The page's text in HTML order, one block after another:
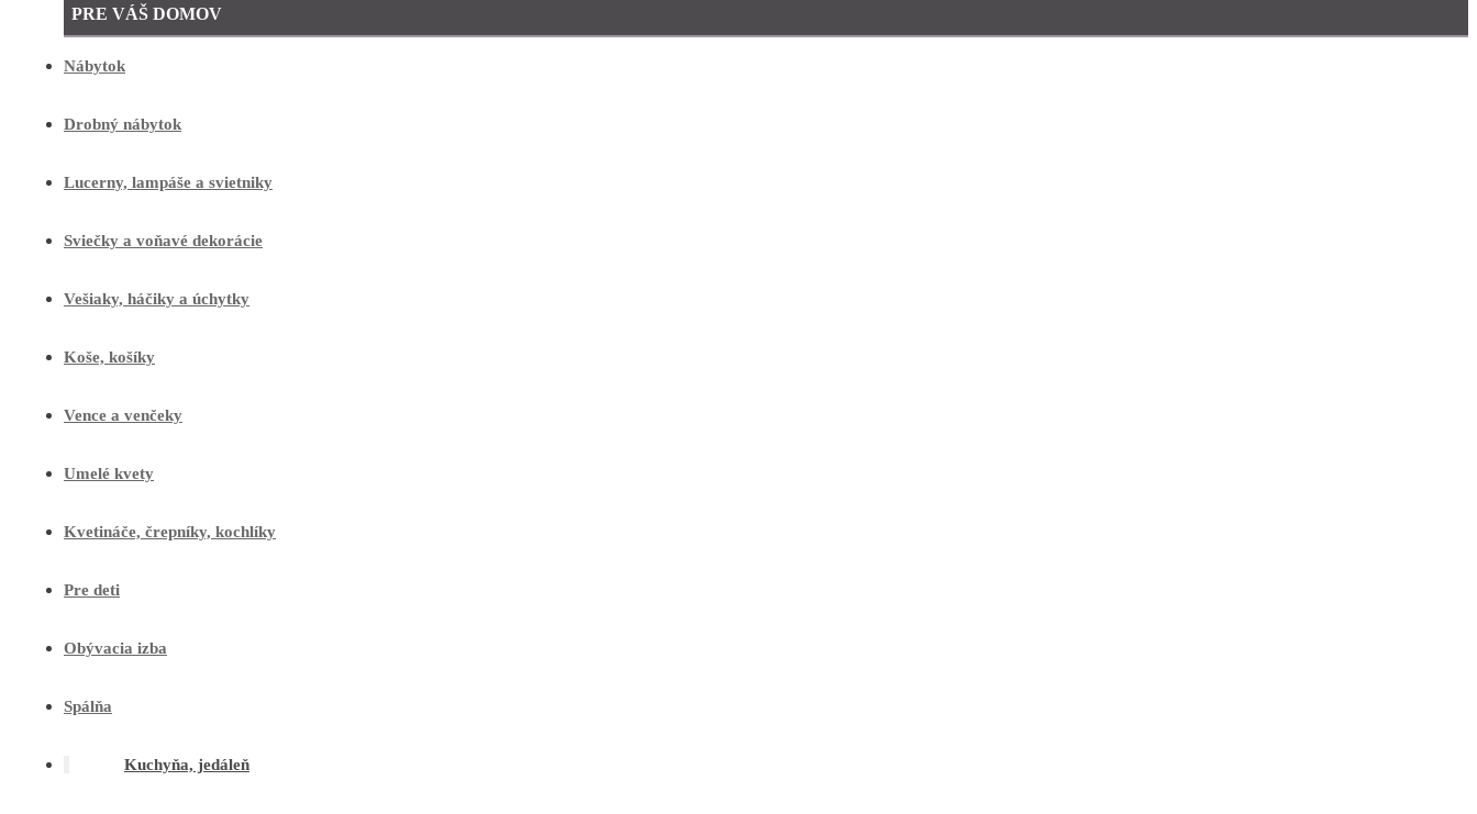
PRE VÁŠ DOMOV
Nábytok
Drobný nábytok
Lucerny, lampáše a svietniky
Sviečky a voňavé dekorácie
Vešiaky, háčiky a úchytky
Koše, košíky
Vence a venčeky
Umelé kvety
Kvetináče, črepníky, kochlíky
Pre deti
Obývacia izba
Spálňa
Kuchyňa, jedáleň